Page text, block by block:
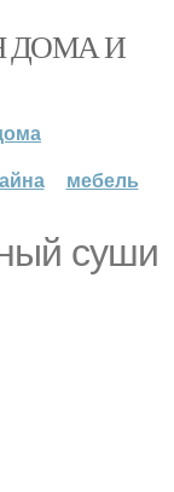
ДОМА И
мебель
суши